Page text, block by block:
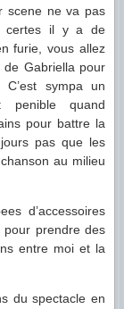
scene ne va pas
certes il y a de
furie, vous allez
Gabriella pour
sympa un
penible quand
pour battre la
pas que les
au milieu
d’accessoires
pour prendre des
entre moi et la
du spectacle en